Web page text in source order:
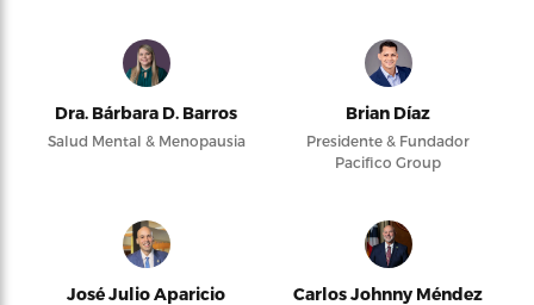
Dra. Bárbara D. Barros
Salud Mental & Menopausia
Brian Díaz
Presidente & Fundador
Pacifico Group
José Julio Aparicio
Carlos Johnny Méndez